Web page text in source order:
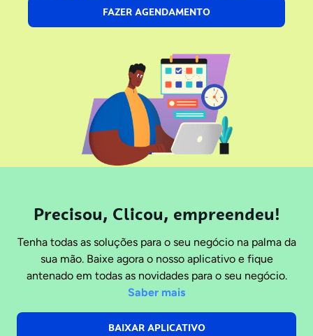
FAZER AGENDAMENTO
Precisou, Clicou, empreendeu!
Tenha todas as soluções para o seu negócio na palma da
sua mão. Baixe agora o nosso aplicativo e fique
antenado em todas as novidades para o seu negócio.
Saber mais
BAIXAR APLICATIVO